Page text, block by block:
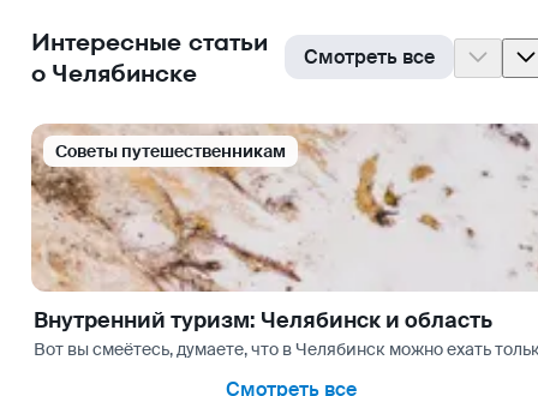
Интересные статьи
о Челябинске
Смотреть все
Cоветы путешественникам
Внутренний туризм: Челябинск и область
Вот вы смеётесь, думаете, что в Челябинск можно ехать
Смотреть все